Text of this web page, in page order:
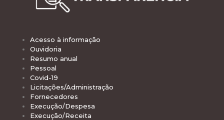
Acesso à informação
Ouvidoria
Resumo anual
Pessoal
Covid-19
Licitações/Administração
Fornecedores
Execução/Despesa
Execução/Receita